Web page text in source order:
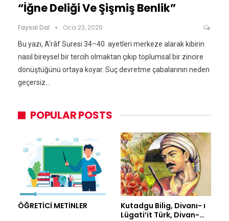
“İğne Deliği Ve Şişmiş Benlik”
Faysal Dal Oca 23, 2026
Bu yazı, A‘râf Suresi 34–40. ayetleri merkeze alarak kibirin
nasıl bireysel bir tercih olmaktan çıkıp toplumsal bir zincire
dönüştüğünü ortaya koyar. Suç devretme çabalarının neden
geçersiz…
POPULAR POSTS
ÖĞRETİCİ METİNLER
Kutadgu Bilig, Divanı- ı
Lügati’it Türk, Divan-…